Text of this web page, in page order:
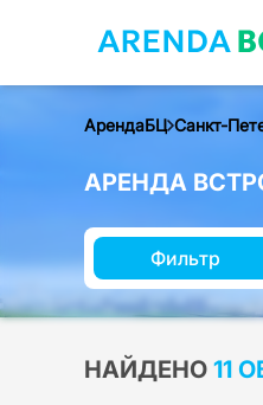
АрендаБЦ Санкт-
АРЕНДА
Фильтр
НАЙДЕНО 11